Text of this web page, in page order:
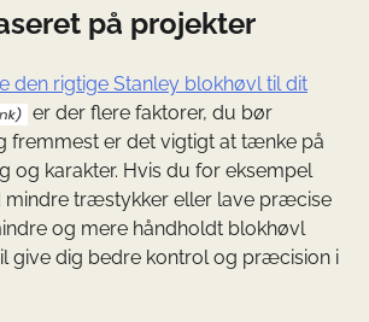
på projekter
den rigtige Stanley blokhøvl til dit
er der flere faktorer, du bør
fremmest er det vigtigt at tænke på
og karakter. Hvis du for eksempel
mindre træstykker eller lave præcise
og mere håndholdt blokhøvl
give dig bedre kontrol og præcision i